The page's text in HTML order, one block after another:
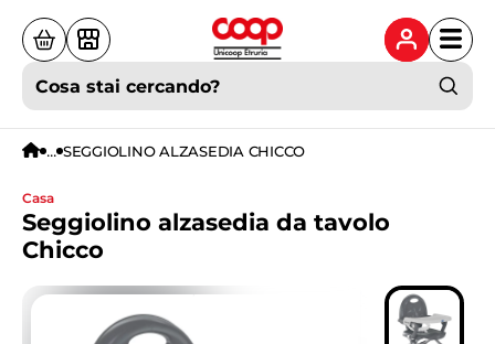
Cosa stai cercando?
... SEGGIOLINO ALZASEDIA CHICCO
casa
Seggiolino alzasedia da tavolo
Chicco